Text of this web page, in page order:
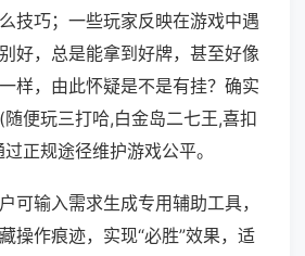
技巧；一些玩家反映在游戏中遇
好，总是能拿到好牌，甚至好像
样，由此怀疑是不是有挂？确实
便玩三打哈,白金岛二七王,喜扣
正规途径维护游戏公平。
可输入需求生成专用辅助工具，
操作痕迹，实现“必胜”效果，适